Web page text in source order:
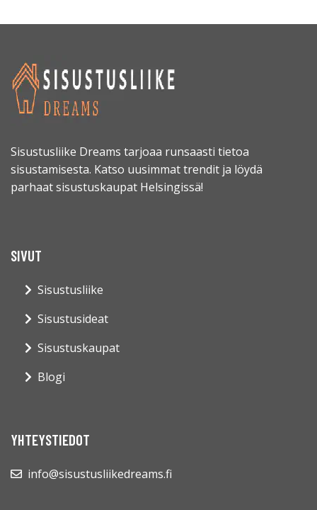
Sisustusliike Dreams tarjoaa runsaasti tietoa
sisustamisesta. Katso uusimmat trendit ja löydä
parhaat sisustuskaupat Helsingissä!
SIVUT
Sisustusliike
Sisustusideat
Sisustuskaupat
Blogi
YHTEYSTIEDOT
info@sisustusliikedreams.fi